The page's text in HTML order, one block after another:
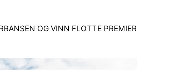
OG VINN FLOTTE PREMIER